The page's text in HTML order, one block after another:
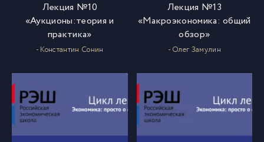
Лекция №10
«Аукционы:теория и
практика»
- Константин Сонин
Лекция №13
«Макроэкономика: общий
обзор»
- Олег Замулин